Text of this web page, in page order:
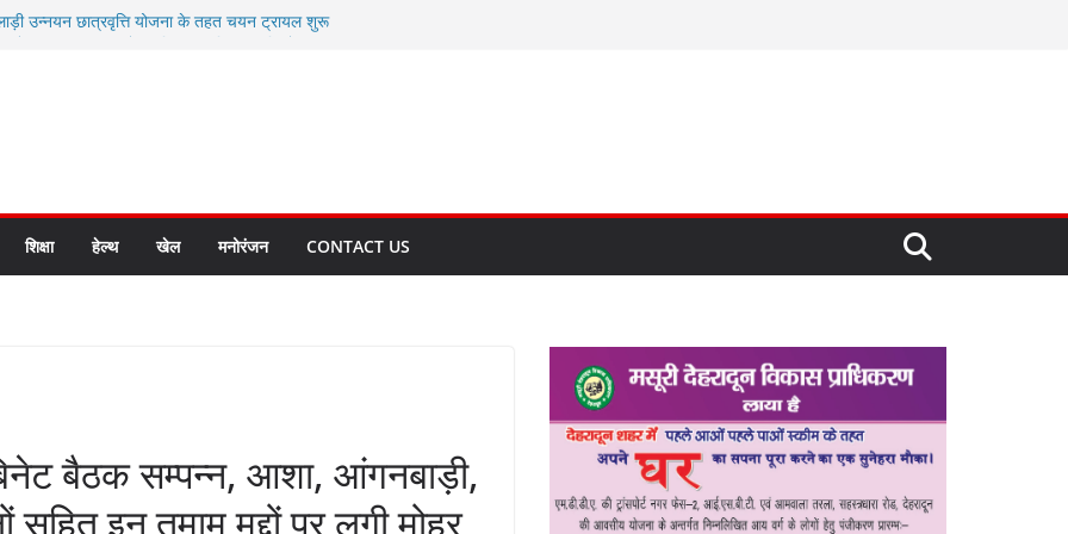
उन्नयन छात्रवृत्ति योजना के तहत चयन ट्रायल शुरू
आपदा मित्र कैडेट्स का हुआ है चयन
की सबसे बड़ी ताकत : मुख्यमंत्री पुष्कर सिंह धामी
बनाने के संकल्प को करना होगा साकार- मुख्यमंत्री
शिक्षा हेल्थ खेल मनोरंजन CONTACT US
बैठक सम्पन्न, आशा, आंगनबाड़ी,
इन तमाम मुद्दों पर लगी मोहर